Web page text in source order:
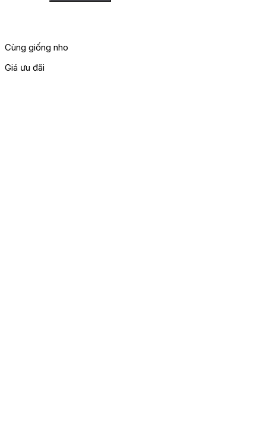
Cùng giống nho
Giá ưu đãi